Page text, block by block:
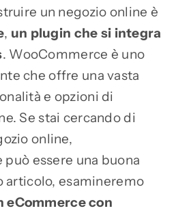
un negozio online è
, un plugin che si integra
. WooCommerce è uno
che offre una vasta
e opzioni di
Se stai cercando di
online,
essere una buona
articolo, esamineremo
eCommerce con